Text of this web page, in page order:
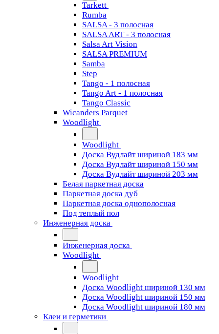
Tarkett
Rumba
SALSA - 3 полосная
SALSA ART - 3 полосная
Salsa Art Vision
SALSA PREMIUM
Samba
Step
Tango - 1 полосная
Tango Art - 1 полосная
Tango Classiс
Wicanders Parquet
Woodlight
Woodlight
Доска Вудлайт шириной 183 мм
Доска Вудлайт шириной 150 мм
Доска Вудлайт шириной 203 мм
Белая паркетная доска
Паркетная доска дуб
Паркетная доска однополосная
Под теплый пол
Инженерная доска
Инженерная доска
Woodlight
Woodlight
Доска Woodlight шириной 130 мм
Доска Woodlight шириной 150 мм
Доска Woodlight шириной 180 мм
Клеи и герметики